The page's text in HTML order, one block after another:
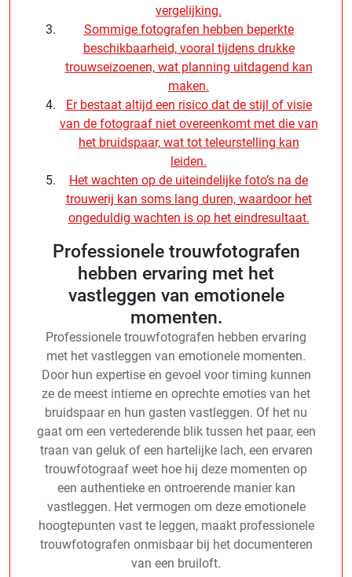
vergelijking.
Sommige fotografen hebben beperkte
beschikbaarheid, vooral tijdens drukke
trouwseizoenen, wat planning uitdagend kan
maken.
Er bestaat altijd een risico dat de stijl of visie
van de fotograaf niet overeenkomt met die van
het bruidspaar, wat tot teleurstelling kan
leiden.
Het wachten op de uiteindelijke foto’s na de
trouwerij kan soms lang duren, waardoor het
ongeduldig wachten is op het eindresultaat.
Professionele trouwfotografen
hebben ervaring met het
vastleggen van emotionele
momenten.
Professionele trouwfotografen hebben ervaring
met het vastleggen van emotionele momenten.
Door hun expertise en gevoel voor timing kunnen
ze de meest intieme en oprechte emoties van het
bruidspaar en hun gasten vastleggen. Of het nu
gaat om een vertederende blik tussen het paar, een
traan van geluk of een hartelijke lach, een ervaren
trouwfotograaf weet hoe hij deze momenten op
een authentieke en ontroerende manier kan
vastleggen. Het vermogen om deze emotionele
hoogtepunten vast te leggen, maakt professionele
trouwfotografen onmisbaar bij het documenteren
van een bruiloft.